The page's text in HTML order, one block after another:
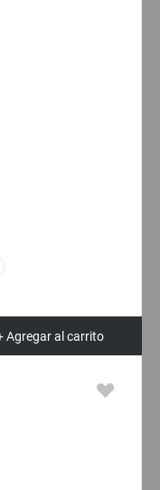
Agregar al carrito